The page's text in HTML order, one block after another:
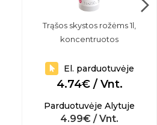
Trąšos skystos rožėms 1l,
koncentruotos
El. parduotuvėje
4.74€ / Vnt.
Parduotuvėje Alytuje
4.99€ / Vnt.